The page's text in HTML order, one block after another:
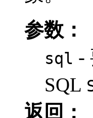
参数：
sql -
SQL
返回：